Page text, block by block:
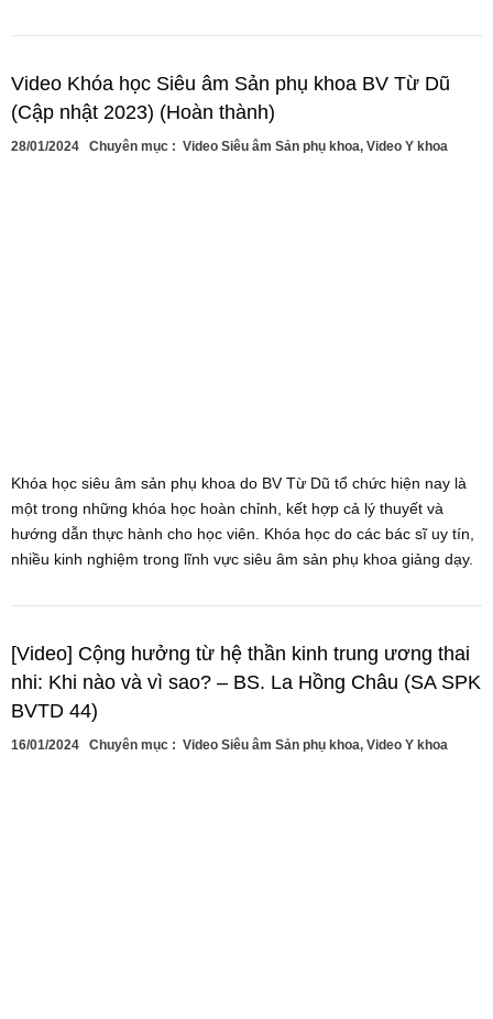
Video Khóa học Siêu âm Sản phụ khoa BV Từ Dũ
(Cập nhật 2023) (Hoàn thành)
28/01/2024 Chuyên mục : Video Siêu âm Sản phụ khoa, Video Y khoa
Khóa học siêu âm sản phụ khoa do BV Từ Dũ tổ chức hiện nay là
một trong những khóa học hoàn chỉnh, kết hợp cả lý thuyết và
hướng dẫn thực hành cho học viên. Khóa học do các bác sĩ uy tín,
nhiều kinh nghiệm trong lĩnh vực siêu âm sản phụ khoa giảng dạy.
[Video] Cộng hưởng từ hệ thần kinh trung ương thai
nhi: Khi nào và vì sao? – BS. La Hồng Châu (SA SPK
BVTD 44)
16/01/2024 Chuyên mục : Video Siêu âm Sản phụ khoa, Video Y khoa